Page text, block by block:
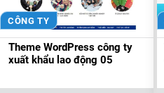
CÔNG TY
Theme WordPress công ty
xuất khẩu lao động 05